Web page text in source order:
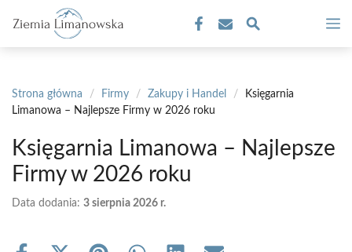
treści
Strona główna / Firmy / Zakupy i Handel /
Księgarnia
Limanowa – Najlepsze Firmy w 2026 roku
Księgarnia Limanowa – Najlepsze
Firmy w 2026 roku
Data dodania: 3 sierpnia 2026 r.